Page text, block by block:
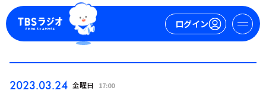
ログイン
2023.03.24 金曜日 17:00